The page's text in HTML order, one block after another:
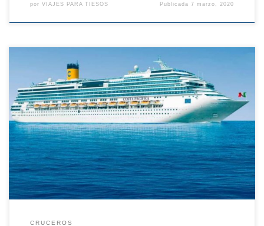
por VIAJES PARA TIESOS Publicada7 marzo, 2020
NO PIERDAS LA OPORTUNIDAD DE REALIZAR TU CRUCERO AL MEJOR
PRECIO Y SIN GASTOS DE CANCELACIÓN* Reserva tu crucero CON
COSTA CRUCEROS sin gastos de cancelación hasta el 30 de abril SI
RESERVAS EN MARZO.* SUPER TODO INCLUIDO OFERTA DE PAQEUTE
DE EXCURSIONES: Mediterráneo Occidental: -Paquete 5
excursiones -Precio especial […]
CRUCEROS